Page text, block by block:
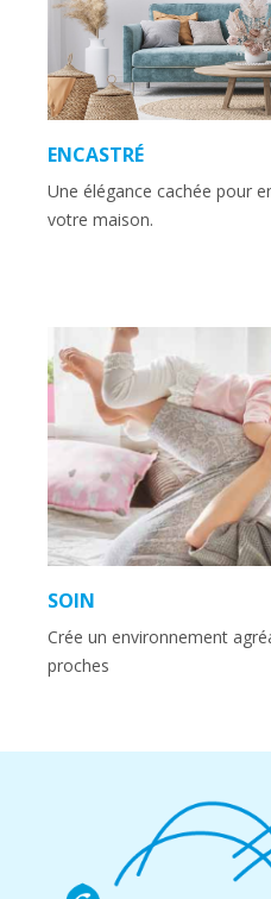
ENCASTRÉ
Une élégance cachée pour
votre maison.
SOIN
Crée un environnement
proches